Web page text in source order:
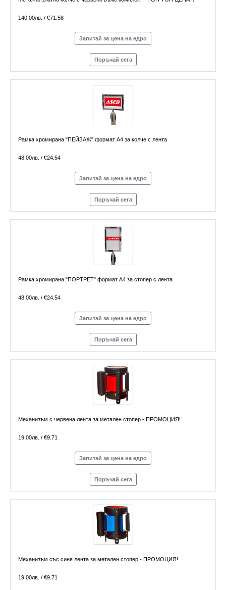
140,00лв. / €71.58
Запитай за цена на едро
Поръчай сега
Рамка хромирана "ПЕЙЗАЖ" формат А4 за колче с лента
48,00лв. / €24.54
Запитай за цена на едро
Поръчай сега
Рамка хромирана "ПОРТРЕТ" формат А4 за стопер с лента
48,00лв. / €24.54
Запитай за цена на едро
Поръчай сега
Механизъм с червена лента за метален стопер - ПРОМОЦИЯ!
19,00лв. / €9.71
Запитай за цена на едро
Поръчай сега
Механизъм със синя лента за метален стопер - ПРОМОЦИЯ!
19,00лв. / €9.71